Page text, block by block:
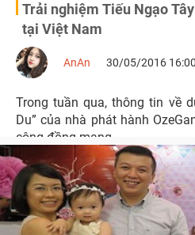
Trải nghiệm Tiếu Ngạo
tại Việt Nam
AnAn 30/05/2016
Trong tuần qua, thông tin về
Du” của nhà phát hành
cộng đồng mạng.